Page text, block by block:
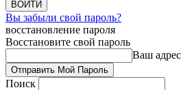
Вы забыли свой пароль?
восстановление пароля
Восстановите свой пароль
Ваш
Поиск